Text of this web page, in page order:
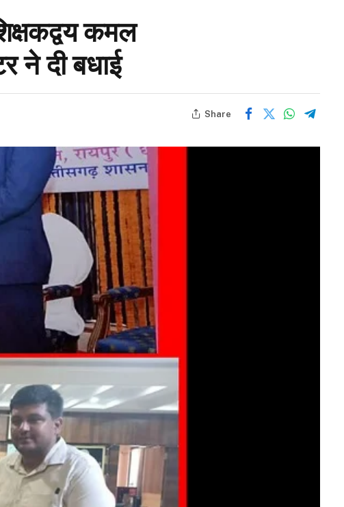
कमल
ने दी बधाई
Share